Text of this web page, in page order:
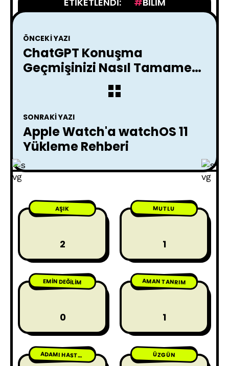
ÖNCEKI YAZI
ChatGPT Konuşma
Geçmişinizi Nasıl Tamamen
SONRAKI YAZI
Apple Watch'a watchOS 11
Yükleme Rehberi
AŞIK
2
MUTLU
1
EMIN DEĞILIM
0
AMAN TANRIM
1
ADAMI HASTA ETME ÜZGÜN